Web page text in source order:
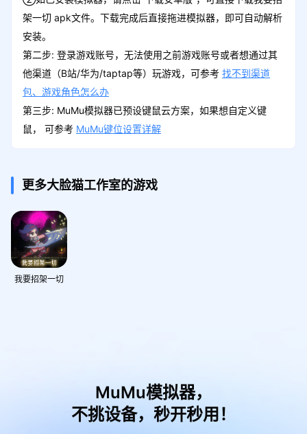
架一切 apk文件。下载完成后直接拖进模拟器，即可自动解析
安装。
第二步: 登录游戏账号，无法使用之前游戏账号或者想通过其
他渠道（B站/华为/taptap等）玩游戏，可参考 找不到渠道
包、游戏角色怎么办
第三步: MuMu模拟器已预设键鼠云方案，如果想自定义键
鼠， 可参考 MuMu键位设置详解
更多大脸猫工作室的游戏
我要招架一切
MuMu模拟器，
不挑设备，秒开秒用！